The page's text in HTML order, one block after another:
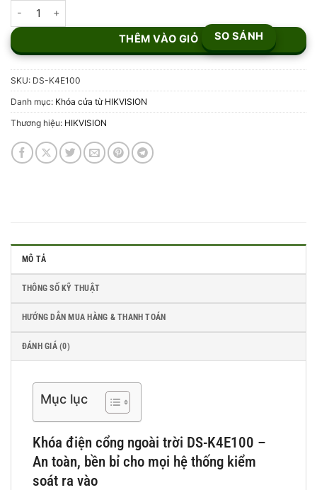
THÊM VÀO GIỎ SO SÁNH
SKU: DS-K4E100
Danh mục: Khóa cửa từ HIKVISION
Thương hiệu: HIKVISION
MÔ TẢ
THÔNG SỐ KỸ THUẬT
HƯỚNG DẪN MUA HÀNG & THANH TOÁN
ĐÁNH GIÁ (0)
Mục lục
Khóa điện cổng ngoài trời DS-K4E100 –
An toàn, bền bỉ cho mọi hệ thống kiểm
soát ra vào